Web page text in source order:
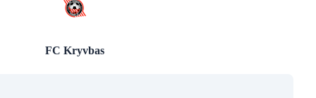
FC Kryvbas